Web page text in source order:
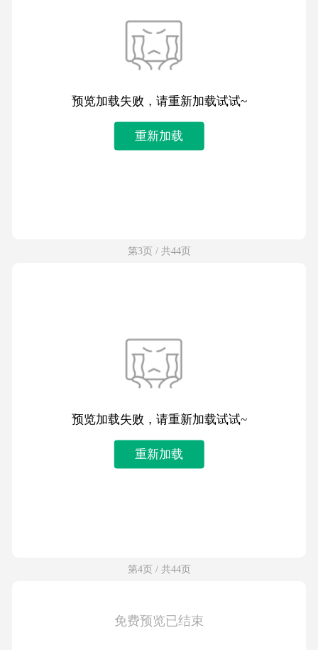
预览加载失败，请重新加载试试~
重新加载
第3页 / 共44页
预览加载失败，请重新加载试试~
重新加载
第4页 / 共44页
免费预览已结束